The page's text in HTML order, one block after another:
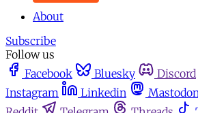
About
Subscribe
Follow us
Facebook
Bluesky Discord
Instagram
Linkedin